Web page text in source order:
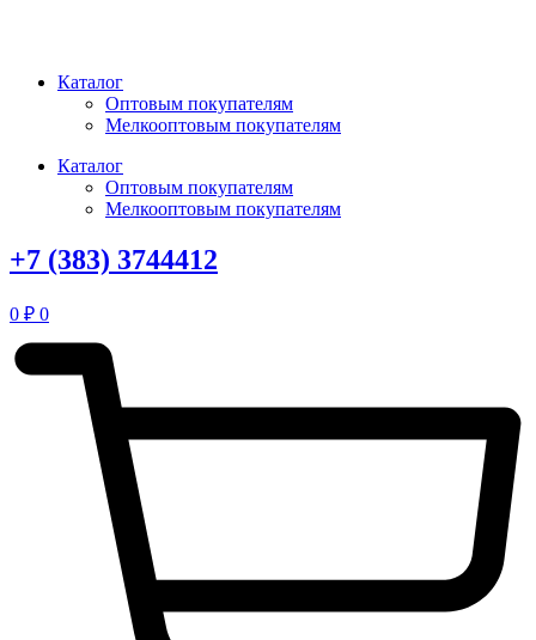
Каталог
Оптовым покупателям
Мелкооптовым покупателям
Каталог
Оптовым покупателям
Мелкооптовым покупателям
+7 (383) 3744412
0 ₽ 0